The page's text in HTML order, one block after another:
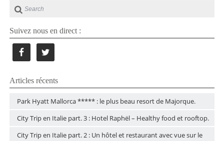
Suivez nous en direct :
Articles récents
Park Hyatt Mallorca ***** : le plus beau resort de Majorque.
City Trip en Italie part. 3 : Hotel Raphël – Healthy food et rooftop.
City Trip en Italie part. 2 : Un hôtel et restaurant avec vue sur le